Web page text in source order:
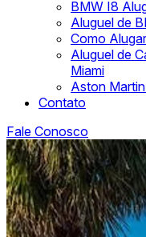
BMW I8
Aluguel de
Como
Aluguel de
Miami
Aston
Contato
Fale Conosco